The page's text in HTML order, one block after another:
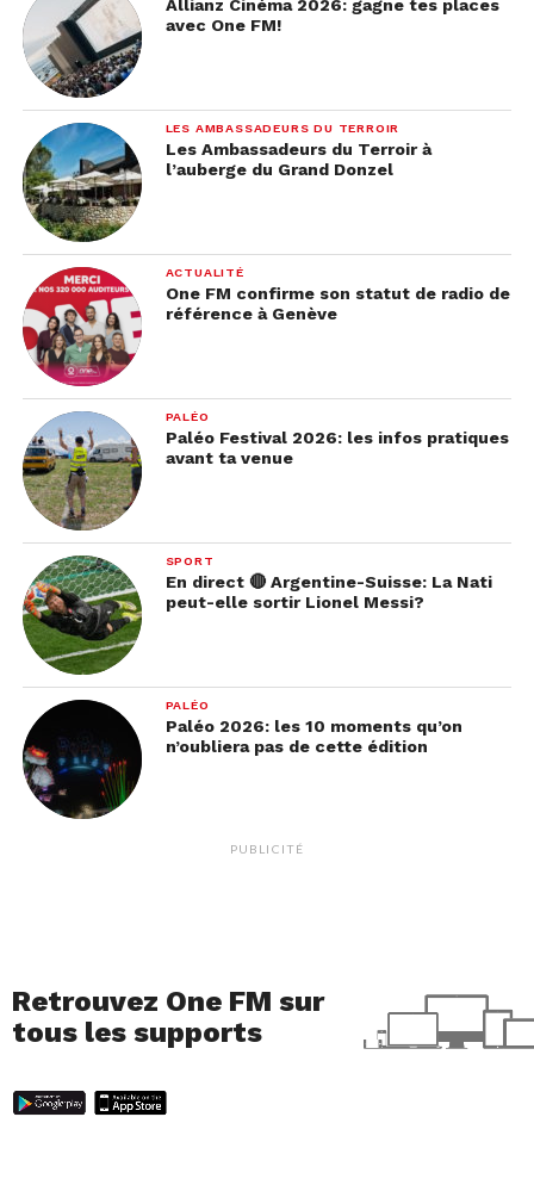
Allianz Cinéma 2026: gagne tes places
avec One FM!
LES AMBASSADEURS DU TERROIR
Les Ambassadeurs du Terroir à
l’auberge du Grand Donzel
ACTUALITÉ
One FM confirme son statut de radio de
référence à Genève
PALÉO
Paléo Festival 2026: les infos pratiques
avant ta venue
SPORT
En direct 🔴 Argentine-Suisse: La Nati
peut-elle sortir Lionel Messi?
PALÉO
Paléo 2026: les 10 moments qu’on
n’oubliera pas de cette édition
PUBLICITÉ
Retrouvez One FM sur
tous les supports